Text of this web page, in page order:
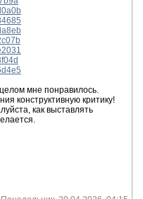
мне понравилось.
конструктивную критику!
как выставлять